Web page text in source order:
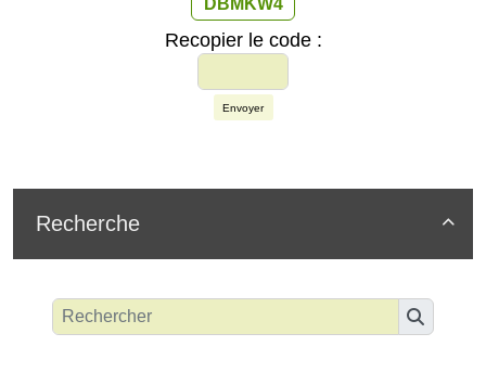
DBMKW4
Recopier le code :
Envoyer

Recherche